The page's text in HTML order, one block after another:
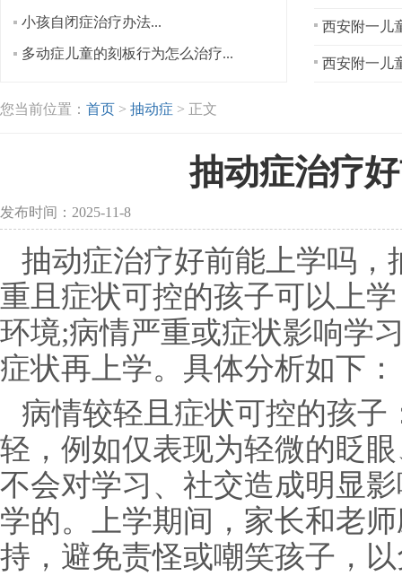
小孩自闭症治疗办法...
多动症儿童的刻板行为怎么治疗...
西安附一儿
西安附一儿
您当前位置： 首页 > 抽动症 > 正文
抽动症治疗
发布时间：2025-11-8
抽动症治疗好前能上学吗
重且症状可控的孩子可以上
环境;病情严重或症状影响学
症状再上学。具体分析如下：
病情较轻且症状可控的孩
轻，例如仅表现为轻微的眨
不会对学习、社交造成明显
学的。上学期间，家长和老
持，避免责怪或嘲笑孩子，